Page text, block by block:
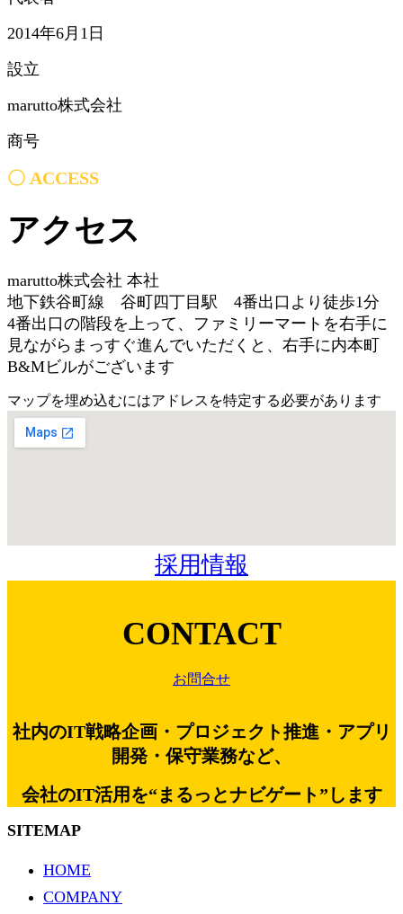
2014年6月1日
設立
marutto株式会社
商号
〇 ACCESS
アクセス
marutto株式会社 本社
地下鉄谷町線 谷町四丁目駅 4番出口より徒歩1分
4番出口の階段を上って、ファミリーマートを右手に
見ながらまっすぐ進んでいただくと、右手に内本町
B&Mビルがございます
マップを埋め込むにはアドレスを特定する必要があります
採用情報
CONTACT
お問合せ
社内のIT戦略企画・プロジェクト推進・アプリ
開発・保守業務など、
会社のIT活用を“まるっとナビゲート”します
SITEMAP
HOME
COMPANY